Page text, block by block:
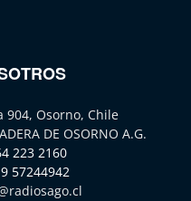
904, Osorno, Chile
DE OSORNO A.G.
223 2160
57244942